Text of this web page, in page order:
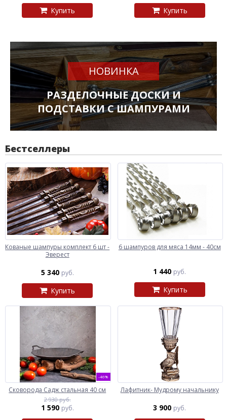
Купить Купить
НОВИНКА
РАЗДЕЛОЧНЫЕ ДОСКИ И
ПОДСТАВКИ С ШАМПУРАМИ
Бестселлеры
Кованые шампуры комплект 6 шт -
Эверест
5 340 руб.
Купить
6 шампуров для мяса 14мм - 40см
1 440 руб.
Купить
-46%
Сковорода Садж стальная 40 см
2 930 руб.
1 590 руб.
Лафитник- Мудрому начальнику
3 900 руб.